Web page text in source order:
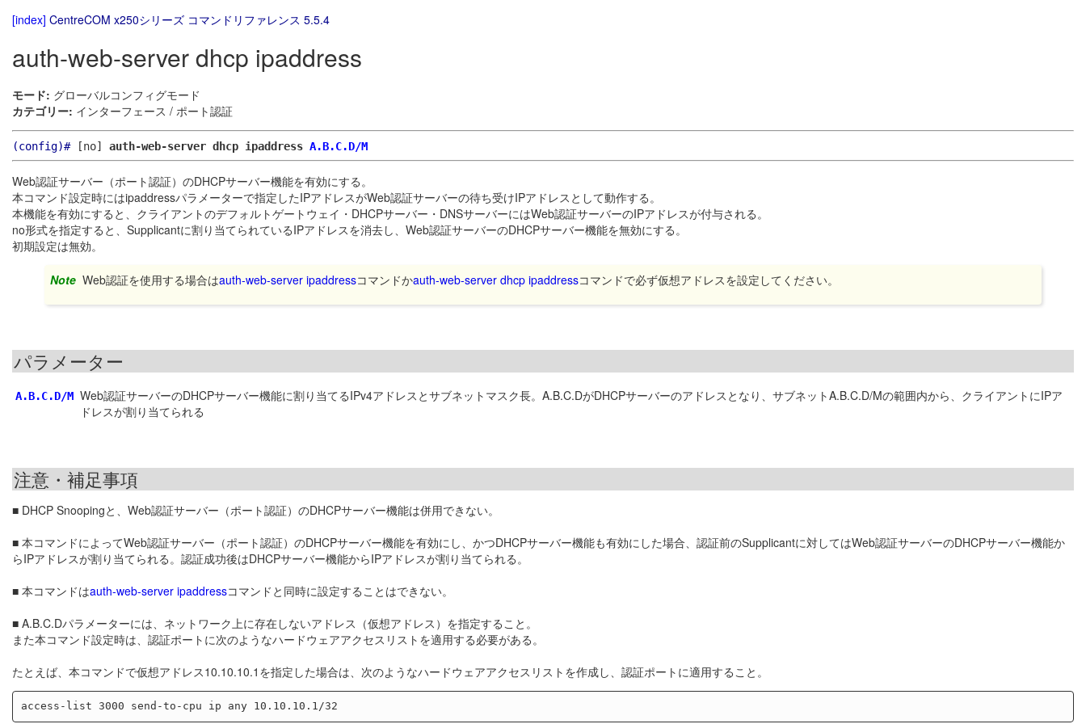
[index] CentreCOM x250シリーズ コマンドリファレンス 5.5.4
auth-web-server dhcp ipaddress
モード: グローバルコンフィグモード
カテゴリー: インターフェース / ポート認証
(config)#[no] auth-web-server dhcp ipaddress A.B.C.D/M
Web認証サーバー（ポート認証）のDHCPサーバー機能を有効にする。
本コマンド設定時にはipaddressパラメーターで指定したIPアドレスがWeb認証サーバーの待ち受けIPアドレスとして動作する。
本機能を有効にすると、クライアントのデフォルトゲートウェイ・DHCPサーバー・DNSサーバーにはWeb認証サーバーのIPアドレスが付与される。
no形式を指定すると、Supplicantに割り当てられているIPアドレスを消去し、Web認証サーバーのDHCPサーバー機能を無効にする。
初期設定は無効。
Note Web認証を使用する場合はauth-web-server ipaddressコマンドかauth-web-server dhcp ipaddressコマンドで必ず仮想アドレスを設定してください。
パラメーター
A.B.C.D/M Web認証サーバーのDHCPサーバー機能に割り当てるIPv4アドレスとサブネットマスク長。A.B.C.DがDHCPサーバーのアドレスとなり、サブネットA.B.C.D/Mの範囲内から、クライアントにIPア
ドレスが割り当てられる
注意・補足事項
■ DHCP Snoopingと、Web認証サーバー（ポート認証）のDHCPサーバー機能は併用できない。
■ 本コマンドによってWeb認証サーバー（ポート認証）のDHCPサーバー機能を有効にし、かつDHCPサーバー機能も有効にした場合、認証前のSupplicantに対してはWeb認証サーバーのDHCPサーバー機能か
らIPアドレスが割り当てられる。認証成功後はDHCPサーバー機能からIPアドレスが割り当てられる。
■ 本コマンドはauth-web-server ipaddressコマンドと同時に設定することはできない。
■ A.B.C.Dパラメーターには、ネットワーク上に存在しないアドレス（仮想アドレス）を指定すること。
また本コマンド設定時は、認証ポートに次のようなハードウェアアクセスリストを適用する必要がある。
たとえば、本コマンドで仮想アドレス10.10.10.1を指定した場合は、次のようなハードウェアアクセスリストを作成し、認証ポートに適用すること。